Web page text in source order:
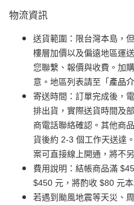
物流資訊
送貨範圍：限台灣本島，
樓層加價以及偏遠地區運
您聯繫、報價與收費。加
意。地區列表請至「 產品
寄送時間：訂單完成後，
排出貨，實際送貨時間及
商電話聯絡確認。其他商
貨後約 2-3 個工作天送達
案可直接線上開通，將不
費用說明：結帳商品滿
$450 元，將酌收 $80 元本
若遇到颱風地震等天災、